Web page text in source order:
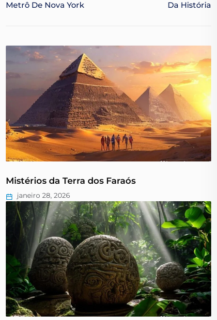
Metrô De Nova York
Da História
Mistérios da Terra dos Faraós
janeiro 28, 2026